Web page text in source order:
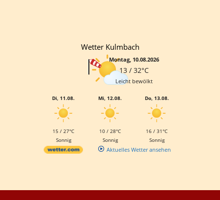
Wetter Kulmbach
Montag, 10.08.2026
13 / 32°C
Leicht bewölkt
Di, 11.08.
15 / 27°C
Sonnig
Mi, 12.08.
10 / 28°C
Sonnig
Do, 13.08.
16 / 31°C
Sonnig
Aktuelles Wetter ansehen